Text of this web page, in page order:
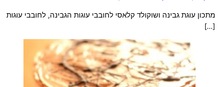
מתכון עוגת גבינה ושוקולד קלאסי לחובבי עוגות הגבינה, לחובבי עוגות
[…]